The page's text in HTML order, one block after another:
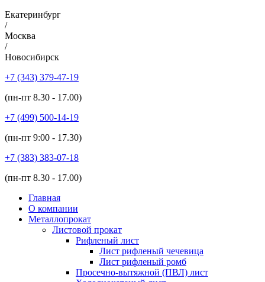
Екатеринбург
/
Москва
/
Новосибирск
+7 (343) 379-47-19
(пн-пт 8.30 - 17.00)
+7 (499) 500-14-19
(пн-пт 9:00 - 17.30)
+7 (383) 383-07-18
(пн-пт 8.30 - 17.00)
Главная
О компании
Металлопрокат
Листовой прокат
Рифленый лист
Лист рифленый чечевица
Лист рифленый ромб
Просечно-вытяжной (ПВЛ) лист